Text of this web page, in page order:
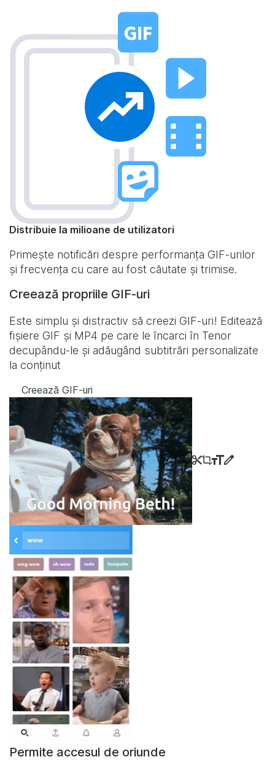
Distribuie la milioane de utilizatori
Primește notificări despre performanța GIF-urilor
și frecvența cu care au fost căutate și trimise.
Creează propriile GIF-uri
Este simplu și distractiv să creezi GIF-uri! Editează
fișiere GIF și MP4 pe care le încarci în Tenor
decupându-le și adăugând subtitrări personalizate
la conținut
Creează GIF-uri
Permite accesul de oriunde